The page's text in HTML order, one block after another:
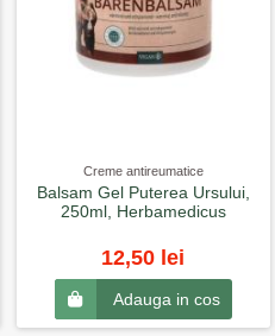
Creme antireumatice
Balsam Gel Puterea Ursului,
250ml, Herbamedicus
12,50 lei
Adauga in cos